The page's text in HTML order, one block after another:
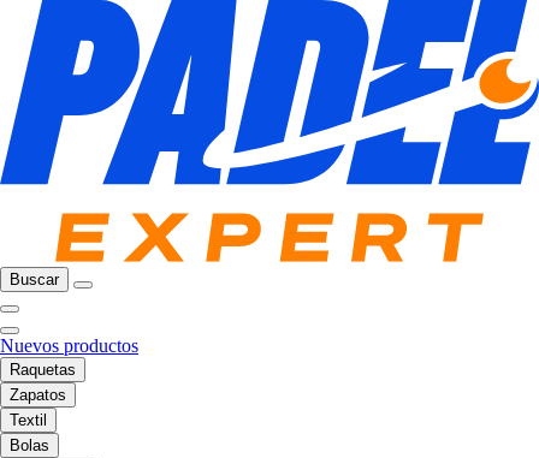
Buscar
Nuevos productos
Raquetas
Zapatos
Textil
Bolas